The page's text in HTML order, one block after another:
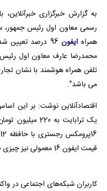
به گزارش خبرگزاری
رسمی معاون اول رئیس جمهور،
همراهایفون
96 درصد
محمدرضا عارف معاون اول
می باشد".
اقتصادآنلاین نوشت: بر این
یک ترابایت به
قیمت ایفون 16 معمولی نیز چیزی حدود 94 میلیون تومان خواهد بود.